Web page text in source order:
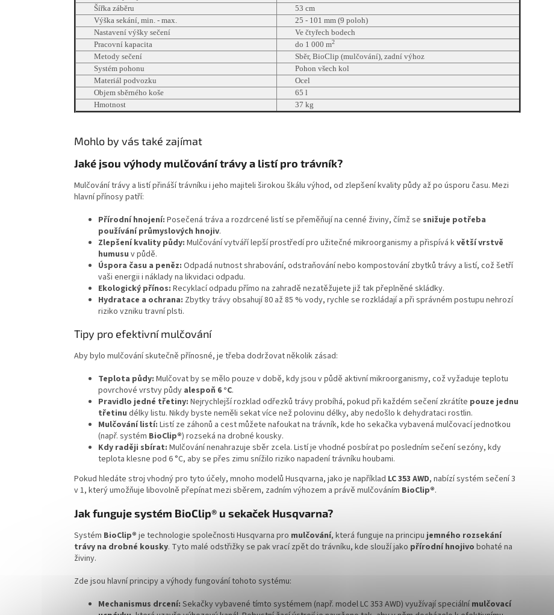
Šířka záběru
53 cm
Výška sekání, min. - max.
25 - 101 mm (9 poloh)
Nastavení výšky sečení
Ve čtyřech bodech
Pracovní kapacita
do 1 000 m2
Metody sečení
Sběr, BioClip (mulčování), zadní výhoz
Systém pohonu
Pohon všech kol
Materiál podvozku
Ocel
Objem sběrného koše
65 l
Hmotnost
37 kg
Mohlo by vás také zajímat
Jaké jsou výhody mulčování trávy a listí pro trávník?
Mulčování trávy a listí přináší trávníku i jeho majiteli širokou škálu výhod, od zlepšení kvality půdy až po úsporu času. Mezi
hlavní přínosy patří:
Přírodní hnojení: Posečená tráva a rozdrcené listí se přeměňují na cenné živiny, čímž se snižuje potřeba
používání průmyslových hnojiv.
Zlepšení kvality půdy: Mulčování vytváří lepší prostředí pro užitečné mikroorganismy a přispívá květší vrstvě
humusu v půdě.
Úspora času a peněz: Odpadá nutnost shrabování, odstraňování nebo kompostování zbytků trávy a listí, což šetří
vaši energii i náklady na likvidaci odpadu.
Ekologický přínos: Recyklací odpadu přímo na zahradě nezatěžujete již tak přeplněné skládky.
Hydratace a ochrana: Zbytky trávy obsahují 80 až 85 % vody, rychle se rozkládají a při správném postupu nehrozí
riziko vzniku travní plsti.
Tipy pro efektivní mulčování
Aby bylo mulčování skutečně přínosné, je třeba dodržovat několik zásad:
Teplota půdy: Mulčovat by se mělo pouze v době, kdy jsou v půdě aktivní mikroorganismy, což vyžaduje teplotu
povrchové vrstvy půdy alespoň 6 °C.
Pravidlo jedné třetiny: Nejrychlejší rozklad odřezků trávy probíhá, pokud při každém sečení zkrátíte pouze jednu
třetinu délky listu. Nikdy byste neměli sekat více než polovinu délky, aby nedošlo k dehydrataci rostlin.
Mulčování listí: Listí ze záhonů a cest můžete nafoukat na trávník, kde ho sekačka vybavená mulčovací jednotkou
(např. systém BioClip®) rozseká na drobné kousky.
Kdy raději sbírat: Mulčování nenahrazuje sběr zcela. Listí je vhodné posbírat po posledním sečení sezóny, kdy
teplota klesne pod 6 °C, aby se přes zimu snížilo riziko napadení trávníku houbami.
Pokud hledáte stroj vhodný pro tyto účely, mnoho modelů Husqvarna, jako je například LC 353 AWD, nabízí systém sečení 3
v 1, který umožňuje libovolně přepínat mezi sběrem, zadním výhozem a právě mulčováním BioClip®.
Jak funguje systém BioClip® u sekaček Husqvarna?
Systém BioClip® je technologie společnosti Husqvarna pro mulčování, která funguje na principu jemného rozsekání
trávy na drobné kousky. Tyto malé odstřižky se pak vrací zpět do trávníku, kde slouží jako přírodní hnojivo bohaté na
živiny.
Zde jsou hlavní principy a výhody fungování tohoto systému:
Mechanismus drcení: Sekačky vybavené tímto systémem (např. model LC 353 AWD) využívají speciální mulčovací